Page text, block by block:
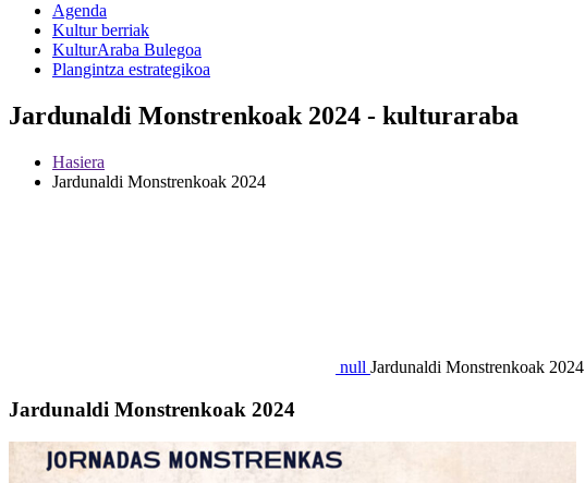
Agenda
Kultur berriak
KulturAraba Bulegoa
Plangintza estrategikoa
Jardunaldi Monstrenkoak 2024 - kulturaraba
Hasiera
Jardunaldi Monstrenkoak 2024
null Jardunaldi Monstrenkoak 2024
Jardunaldi Monstrenkoak 2024